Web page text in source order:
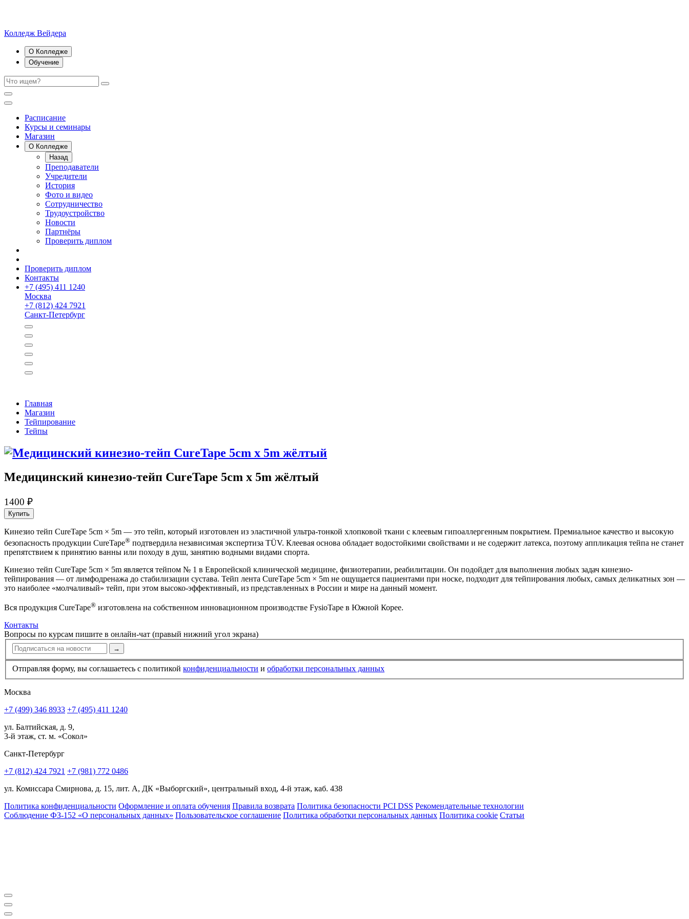
Колледж Вейдера
О Колледже
Обучение
Расписание
Курсы и семинары
Магазин
О Колледже
Назад
Преподаватели
Учредители
История
Фото и видео
Сотрудничество
Трудоустройство
Новости
Партнёры
Проверить диплом
Проверить диплом
Контакты
+7 (495) 411 1240
Москва
+7 (812) 424 7921
Санкт-Петербург
Главная
Магазин
Тейпирование
Тейпы
Медицин­ский кинезио­-тейп CureTape 5cm x 5m жёлтый
1400 ₽
Купить
Кинезио­ тейп CureTape 5cm × 5m — это тейп, который изготовлен из эластичной ультра-тонкой хлопковой ткани с клеевым гипоаллергенным покрытием. Премиальное качество и высокую
безопасность продукции CureTape® подтвердила независимая экспертиза TÜV. Клеевая основа обладает водостойкими свойствами и не содержит латекса, поэтому аппликация тейпа не станет
препятствием к принятию ванны или походу в душ, занятию водными видами спорта.
Кинезио­ тейп CureTape 5cm × 5m является тейпом № 1 в Европейской клинической медицин­е, физиотерапии, реабилитации. Он подойдет для выполнения любых задач кинезио­
тейпирования — от лимфодренажа до стабилизации сустава. Тейп лента CureTape 5cm × 5m не ощущается пациентами при носке, подходит для тейпирования любых, самых деликатных зон —
это наиболее «молчаливый» тейп, при этом высоко-эффективный, из представленных в России и мире на данный момент.
Вся продукция CureTape® изготовлена на собственном инновационном производстве FysioTape в Южной Корее.
Контакты
Вопросы по курсам пишите в онлайн-чат (правый нижний угол экрана)
→
Отправляя форму, вы соглашаетесь с политикой конфи­ден­циальности и обработки персональных данных
Москва
+7 (499) 346 8933 +7 (495) 411 1240
ул. Балтийская, д. 9,
3-й этаж, ст. м. «Сокол»
Санкт-Петербург
+7 (812) 424 7921 +7 (981) 772 0486
ул. Комиссара Смирнова, д. 15, лит. А, ДК «Выборгский», центральный вход, 4-й этаж, каб. 438
Политика конфиденциальности Оформление и оплата обучения Правила возврата Политика безопасности PCI DSS Рекомендательные технологии
Соблюдение ФЗ-152 «О персональ­ных данных» Пользовательское соглашение Политика обработки персональных данных Политика cookie Статьи